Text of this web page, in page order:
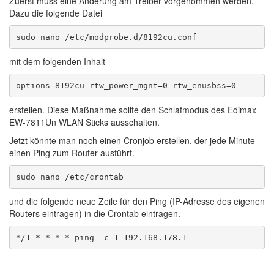
Dazu die folgende Datei
sudo nano /etc/modprobe.d/8192cu.conf
mit dem folgenden Inhalt
options 8192cu rtw_power_mgnt=0 rtw_enusbss=0
erstellen. Diese Maßnahme sollte den Schlafmodus des Edimax
EW-7811Un WLAN Sticks ausschalten.
Jetzt könnte man noch einen Cronjob erstellen, der jede Minute
einen Ping zum Router ausführt.
sudo nano /etc/crontab
und die folgende neue Zeile für den Ping (IP-Adresse des eigenen
Routers eintragen) in die Crontab eintragen.
*/1 * * * * ping -c 1 192.168.178.1